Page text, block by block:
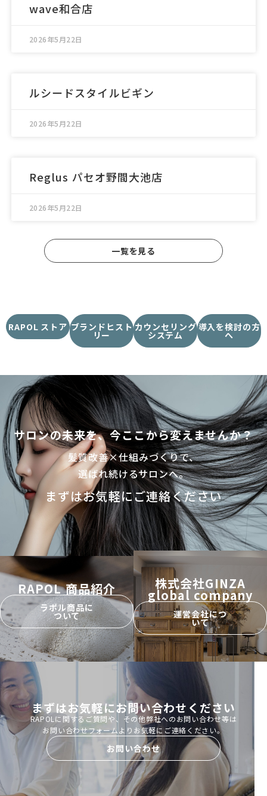
wave和合店
2026年5月22日
ルシードスタイルビギン
2026年5月22日
Reglus パセオ野間大池店
2026年5月22日
一覧を見る
RAPOL ストア ブランドヒスト
リー
カウンセリング
システム
導入を検討の方
へ
サロンの未来を、今ここから変えませんか？​
髪質改善×仕組みづくりで、
選ばれ続けるサロンへ。
まずはお気軽にご連絡ください
RAPOL 商品紹介
ラポル商品に
ついて
株式会社GINZA
global company
運営会社につ
いて
まずはお気軽にお問い合わせください
RAPOLに関するご質問や、その他弊社へのお問い合わせ等は
お問い合わせフォームよりお気軽にご連絡ください。
お問い合わせ